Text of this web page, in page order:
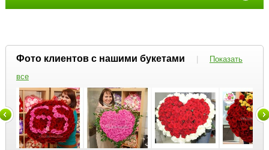
Фото клиентов с нашими букетами |
Показать
все